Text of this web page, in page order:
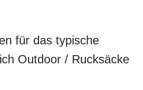
für das typische
Outdoor / Rucksäcke